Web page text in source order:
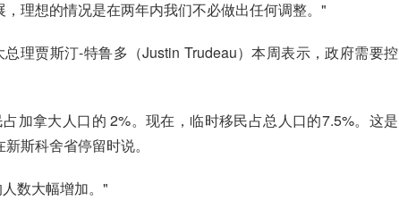
理想的情况是在两年内我们不必做出任何调整。"
理贾斯汀-特鲁多（Justin Trudeau）本周表示，政府需要控
加拿大人口的 2%。现在，临时移民占总人口的7.5%。这是
斯科舍省停留时说。
数大幅增加。"